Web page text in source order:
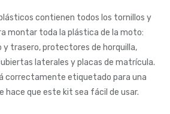
contienen todos los tornillos y
montar toda la plástica de la moto:
y trasero, protectores de horquilla,
laterales y placas de matrícula.
correctamente etiquetado para una
hace que este kit sea fácil de usar.